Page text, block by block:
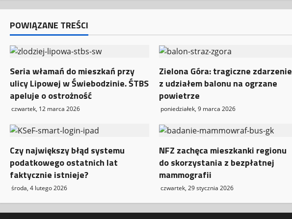
z
w
p
i
s
y
POWIĄZANE TREŚCI
Seria włamań do mieszkań przy
ulicy Lipowej w Świebodzinie. ŚTBS
apeluje o ostrożność
czwartek, 12 marca 2026
Zielona Góra: tragiczne zdarzenie
z udziałem balonu na ogrzane
powietrze
poniedziałek, 9 marca 2026
Czy największy błąd systemu
podatkowego ostatnich lat
faktycznie istnieje?
środa, 4 lutego 2026
NFZ zachęca mieszkanki regionu
do skorzystania z bezpłatnej
mammografii
czwartek, 29 stycznia 2026